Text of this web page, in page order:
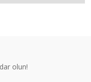
olun!